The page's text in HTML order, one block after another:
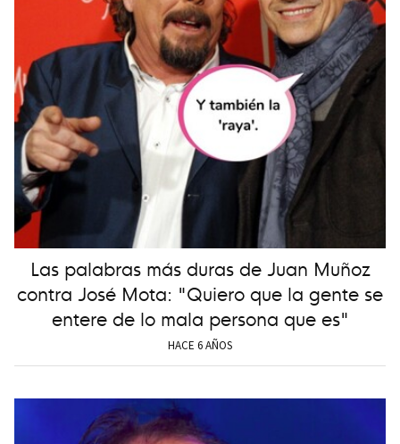
Las palabras más duras de Juan Muñoz
contra José Mota: "Quiero que la gente se
entere de lo mala persona que es"
HACE 6 AÑOS